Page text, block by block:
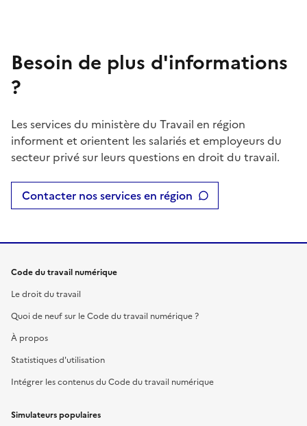
Besoin de plus d'informations
?
Les services du ministère du Travail en région
informent et orientent les salariés et employeurs du
secteur privé sur leurs questions en droit du travail.
Contacter nos services en région
Code du travail numérique
Le droit du travail
Quoi de neuf sur le Code du travail numérique ?
À propos
Statistiques d'utilisation
Intégrer les contenus du Code du travail numérique
Simulateurs populaires